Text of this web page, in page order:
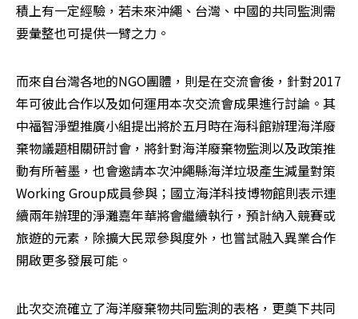
積上有一定經驗，若未來沖繩、台灣、中國的共同監測需
要彙整也可提供一臂之力。
而來自台灣各地的NGO團體，則是在交流會後，針對2017
年可彼此合作以及如何運用本次交流會成果進行討論。其
中福智淨塑推廣小組提出將於五月時在海科館辦理海洋廢
棄物議題相關研討會，將針對海洋廢棄物監測以及政策推
動有所著墨，也會邀請本次沖繩縣海洋垃圾產生減量對策
Working Group成員參與；國立海洋科技博物館則表示連
續兩年辦理的淨灘嘉年華將會繼續執行，預計納入競賽或
旅遊的元素，除擴大民眾參與度外，也嘗試融入異業合作
開啟更多發展可能。
此次交流確立了海洋廢棄物共同監測的表格，更奠下共同